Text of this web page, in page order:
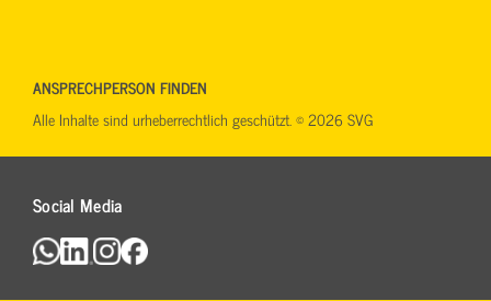
Social Media
ANSPRECHPERSON FINDEN
Alle Inhalte sind urheberrechtlich geschützt. © 2026 SVG